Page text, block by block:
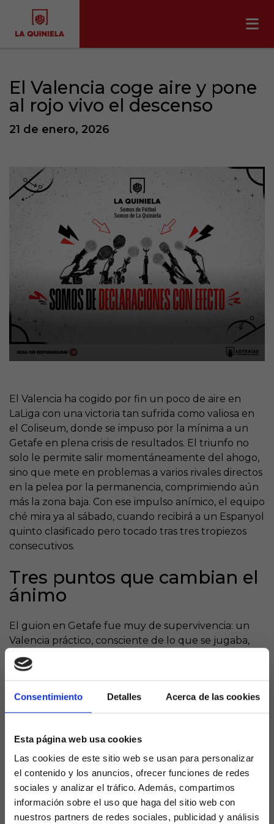
Consentimiento Detalles Acerca de las cookies
Esta página web usa cookies
Las cookies de este sitio web se usan para personalizar
el contenido y los anuncios, ofrecer funciones de redes
sociales y analizar el tráfico. Además, compartimos
información sobre el uso que haga del sitio web con
nuestros partners de redes sociales, publicidad y análisis
El Valencia coge aire y pone
al rojo vivo el descenso
21 de enero, 2026
El Valencia ha cogido por fin un poco de aire en
LaLiga con una victoria tan sufrida como valiosa en
el Coliseum, donde se impuso por la mínima a un
Getafe en plena crisis de resultados. El triunfo no
solo le permite salir momentáneamente del ahogo,
sino que mete en problemas a varios rivales directos
en la pelea por la permanencia, comprimiendo aún
más la zona baja. Con ese impulso anímico, el equipo
ché mira ya al sábado, cuando recibirá a un Espanyol
quinto clasificado pero tocado tras tres tropiezos
consecutivos.​
Tres puntos que cambian el
ánimo
El guion en Getafe fue muy de supervivencia: un
Valencia práctico, consciente de lo que se jugaba,
que supo sufrir sin descomponerse y castigó a un
rival que encadena la peor racha de la categoría.
Más allá del juego, la clave estuvo en la
contundencia en las áreas y en la gestión de los
últimos minutos, donde el equipo supo defender la
el marcador pero enorme en lo emocional, permite
encarar la semana con otra cara.​
Mestalla, escenario para
confirmar reacción